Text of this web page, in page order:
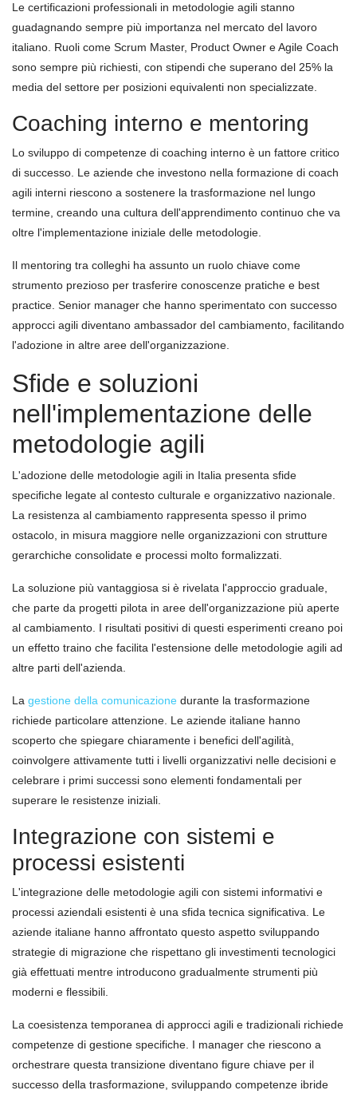
Le certificazioni professionali in metodologie agili stanno
guadagnando sempre più importanza nel mercato del lavoro
italiano. Ruoli come Scrum Master, Product Owner e Agile Coach
sono sempre più richiesti, con stipendi che superano del 25% la
media del settore per posizioni equivalenti non specializzate.
Coaching interno e mentoring
Lo sviluppo di competenze di coaching interno è un fattore critico
di successo. Le aziende che investono nella formazione di coach
agili interni riescono a sostenere la trasformazione nel lungo
termine, creando una cultura dell'apprendimento continuo che va
oltre l'implementazione iniziale delle metodologie.
Il mentoring tra colleghi ha assunto un ruolo chiave come
strumento prezioso per trasferire conoscenze pratiche e best
practice. Senior manager che hanno sperimentato con successo
approcci agili diventano ambassador del cambiamento, facilitando
l'adozione in altre aree dell'organizzazione.
Sfide e soluzioni
nell'implementazione delle
metodologie agili
L'adozione delle metodologie agili in Italia presenta sfide
specifiche legate al contesto culturale e organizzativo nazionale.
La resistenza al cambiamento rappresenta spesso il primo
ostacolo, in misura maggiore nelle organizzazioni con strutture
gerarchiche consolidate e processi molto formalizzati.
La soluzione più vantaggiosa si è rivelata l'approccio graduale,
che parte da progetti pilota in aree dell'organizzazione più aperte
al cambiamento. I risultati positivi di questi esperimenti creano poi
un effetto traino che facilita l'estensione delle metodologie agili ad
altre parti dell'azienda.
La gestione della comunicazione durante la trasformazione
richiede particolare attenzione. Le aziende italiane hanno
scoperto che spiegare chiaramente i benefici dell'agilità,
coinvolgere attivamente tutti i livelli organizzativi nelle decisioni e
celebrare i primi successi sono elementi fondamentali per
superare le resistenze iniziali.
Integrazione con sistemi e
processi esistenti
L'integrazione delle metodologie agili con sistemi informativi e
processi aziendali esistenti è una sfida tecnica significativa. Le
aziende italiane hanno affrontato questo aspetto sviluppando
strategie di migrazione che rispettano gli investimenti tecnologici
già effettuati mentre introducono gradualmente strumenti più
moderni e flessibili.
La coesistenza temporanea di approcci agili e tradizionali richiede
competenze di gestione specifiche. I manager che riescono a
orchestrare questa transizione diventano figure chiave per il
successo della trasformazione, sviluppando competenze ibride